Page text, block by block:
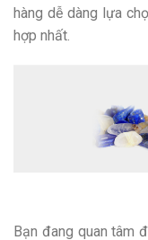
hàng dễ dàng lựa
hợp nhất.
Bạn đang quan tâm